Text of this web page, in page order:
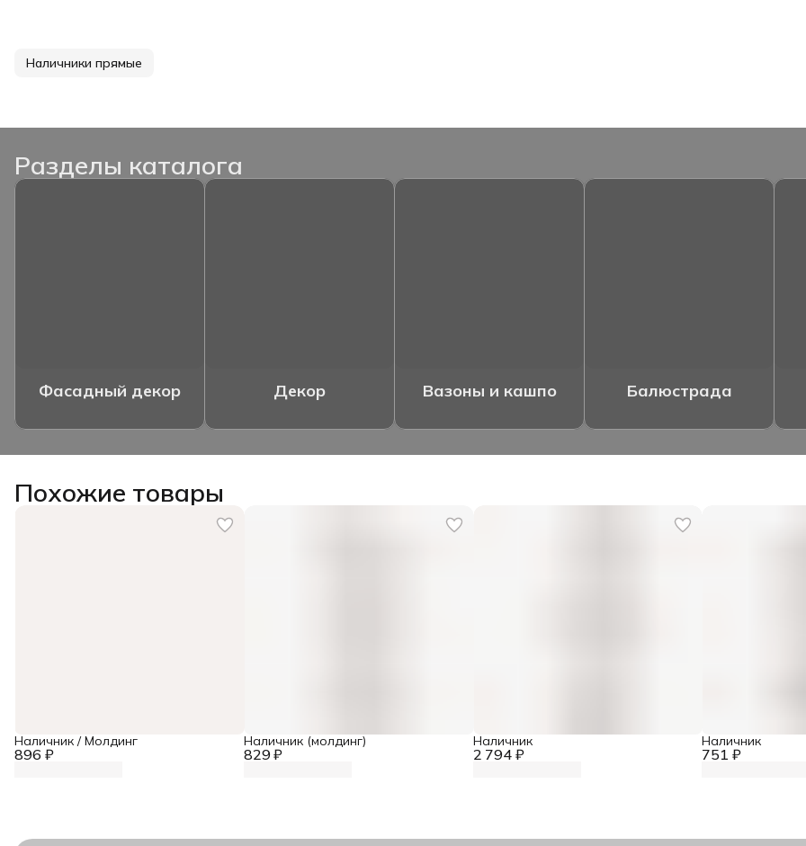
Наличники прямые
Разделы каталога
Фасадный декор Декор Вазоны и кашпо Балюстрада
Похожие товары
896 ₽
Наличник / Молдинг
829 ₽
Наличник (молдинг)
2 794 ₽
Наличник
751 ₽
Наличник